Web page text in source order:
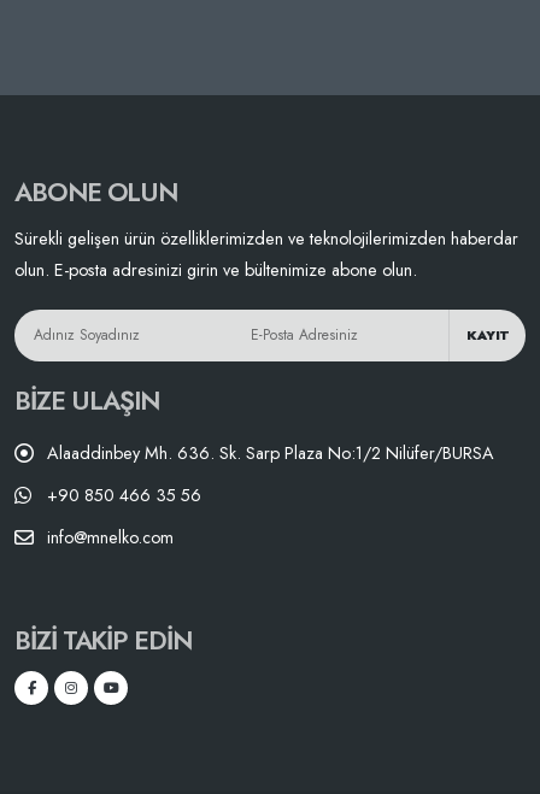
ABONE OLUN
Sürekli gelişen ürün özelliklerimizden ve teknolojilerimizden haberdar
olun. E-posta adresinizi girin ve bültenimize abone olun.
KAYIT
BIZE ULAŞIN
Alaaddinbey Mh. 636. Sk. Sarp Plaza No:1/2 Nilüfer/BURSA
+90 850 466 35 56
info@mnelko.com
BIZI TAKIP EDIN